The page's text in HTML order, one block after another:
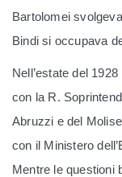
Bartolomei
Bindi si occupava
Nell’estate del
con la R.
Abruzzi e del
con il Ministero
Mentre le questioni